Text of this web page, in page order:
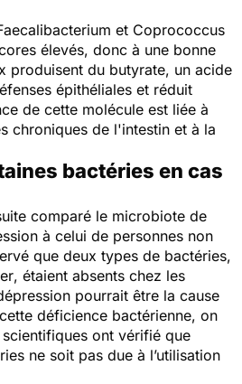
et Coprococcus
élevés, donc à une bonne
produisent du butyrate, un acide
épithéliales et réduit
de cette molécule est liée à
chroniques de l'intestin et à la
bactéries en cas
comparé le microbiote de
à celui de personnes non
que deux types de bactéries,
, étaient absents chez les
pourrait être la cause
déficience bactérienne, on
ont vérifié que
ne soit pas due à l’utilisation